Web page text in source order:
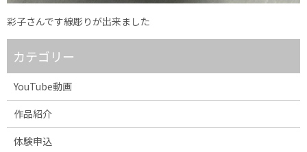
彩子さんです線彫りが出来ました
カテゴリー
YouTube動画
作品紹介
体験申込